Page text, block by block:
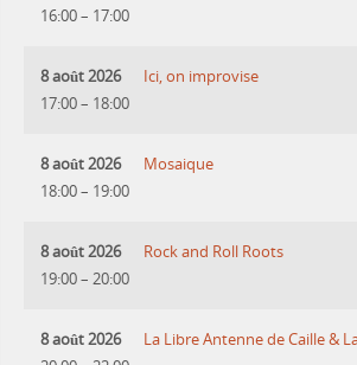
16:00– 17:00
8 août 2026
17:00– 18:00
Ici, on improvise
8 août 2026
18:00– 19:00
Mosaique
8 août 2026
19:00– 20:00
Rock and Roll Roots
8 août 2026
La Libre Antenne de Caille &